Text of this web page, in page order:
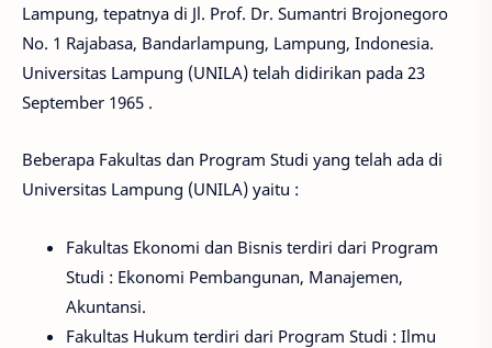
Lampung, tepatnya di Jl. Prof. Dr. Sumantri Brojonegoro
No. 1 Rajabasa, Bandarlampung, Lampung, Indonesia.
Universitas Lampung (UNILA) telah didirikan pada 23
September 1965 .
Beberapa Fakultas dan Program Studi yang telah ada di
Universitas Lampung (UNILA) yaitu :
Fakultas Ekonomi dan Bisnis terdiri dari Program
Studi : Ekonomi Pembangunan, Manajemen,
Akuntansi.
Fakultas Hukum terdiri dari Program Studi : Ilmu